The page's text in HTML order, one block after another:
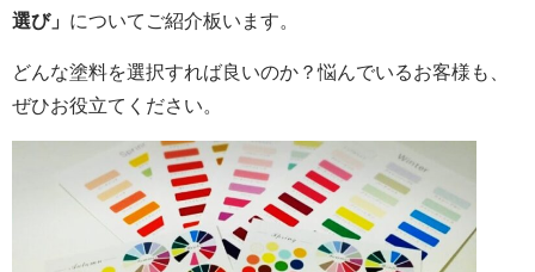
選び」 についてご紹介板います。
どんな塗料を選択すれば良いのか？悩んでいるお客様も、
ぜひお役立てください。